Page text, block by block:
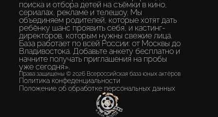
поиска и отбора детей на съёмки в кино,
сериалах, рекламе и телешоу. Мы
объединяем родителей, которые хотят дать
ребёнку шанс проявить себя, и кастинг-
директоров, которым нужны свежие лица.
База работает по всей России: от Москвы до
Владивостока. Добавьте анкету бесплатно и
начните получать приглашения на пробы
уже сегодня».
Права защищены © 2026 Всероссийская база юных актёров
Политика конфеденциальности
Положение об обработке персональных данных